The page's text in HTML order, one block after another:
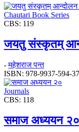
Chautari Book Series
CBS: 119
जयतु संस्कृतम्‌‌
-महेशराज पन्त
ISBN: 978-9937-594-
Journals
CBS: 118
समाज अध्ययन २०